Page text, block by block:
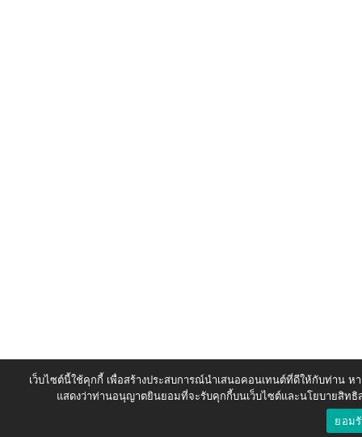
เว็บไซต์นี้ใช้คุกกี้ เพื่อสร้างประสบการณ์นำเสนอคอนเทนต์ที่ดีให้กับท่าน
แสดงว่าท่านอนุญาตยินยอมที่จะรับคุกกี้บนเว็บไซต์และนโยบายสิทธิ
ยอม